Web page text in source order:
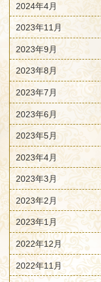
2024年4月
2023年11月
2023年9月
2023年8月
2023年7月
2023年6月
2023年5月
2023年4月
2023年3月
2023年2月
2023年1月
2022年12月
2022年11月